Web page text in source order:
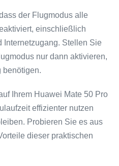
der Flugmodus alle
einschließlich
Internetzugang. Stellen Sie
nur dann aktivieren,
benötigen.
Ihrem Huawei Mate 50 Pro
effizienter nutzen
Probieren Sie es aus
dieser praktischen